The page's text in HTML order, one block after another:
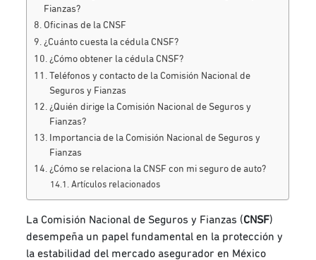
Fianzas?
Oficinas de la CNSF
¿Cuánto cuesta la cédula CNSF?
¿Cómo obtener la cédula CNSF?
Teléfonos y contacto de la Comisión Nacional de
Seguros y Fianzas
¿Quién dirige la Comisión Nacional de Seguros y
Fianzas?
Importancia de la Comisión Nacional de Seguros y
Fianzas
¿Cómo se relaciona la CNSF con mi seguro de auto?
Artículos relacionados
La Comisión Nacional de Seguros y Fianzas (CNSF)
desempeña un papel fundamental en la protección y
la estabilidad del mercado asegurador en México